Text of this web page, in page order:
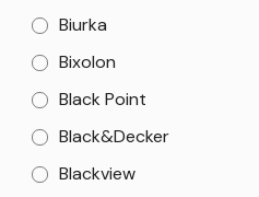
Biurka
Bixolon
Black Point
Black&Decker
Blackview